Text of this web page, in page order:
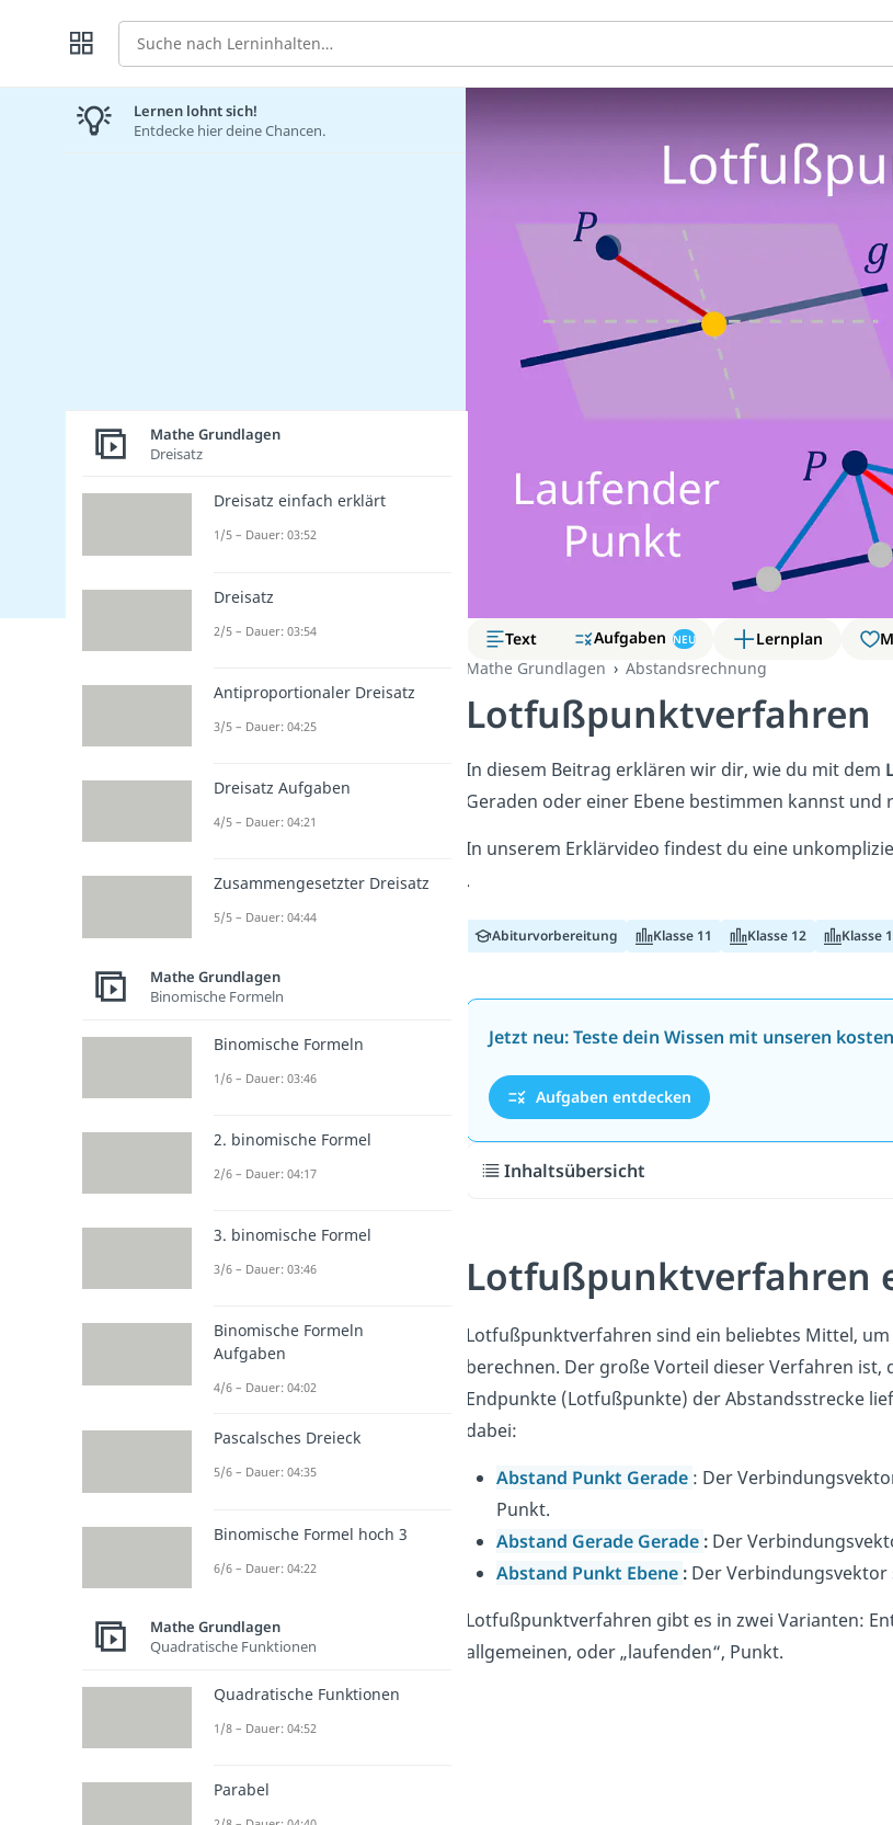
Suche
Text Aufgaben NEU Lernplan
Mathe Grundlagen
Abstandsrechnung
Lotfußpunktverfahren
In diesem Beitrag erklären wir dir, wie du mit dem
Geraden oder einer Ebene bestimmen kannst
In unserem Erklärvideo findest du eine
.
Abiturvorbereitung Klasse 11 Klasse 12 Klasse
Jetzt neu: Teste dein Wissen mit unseren
Aufgaben entdecken
Inhaltsübersicht
Lotfußpunktverfahren
Lotfußpunktverfahren sind ein beliebtes Mittel,
berechnen. Der große Vorteil dieser Verfahren
Endpunkte (Lotfußpunkte) der Abstandsstrecke
dabei:
Abstand Punkt Gerade : Der
Punkt.
Abstand Gerade Gerade :Der
Abstand Punkt Ebene : Der
Lotfußpunktverfahren gibt es in zwei Varianten:
allgemeinen, oder „laufenden“, Punkt.
Lernen lohnt sich!
Entdecke hier deine Chancen.
Mathe Grundlagen
Dreisatz
Dreisatz einfach erklärt
1/5 – Dauer: 03:52
Dreisatz
2/5 – Dauer: 03:54
Antiproportionaler Dreisatz
3/5 – Dauer: 04:25
Dreisatz Aufgaben
4/5 – Dauer: 04:21
Zusammengesetzter Dreisatz
5/5 – Dauer: 04:44
Mathe Grundlagen
Binomische Formeln
Binomische Formeln
1/6 – Dauer: 03:46
2. binomische Formel
2/6 – Dauer: 04:17
3. binomische Formel
3/6 – Dauer: 03:46
Binomische Formeln
Aufgaben
4/6 – Dauer: 04:02
Pascalsches Dreieck
5/6 – Dauer: 04:35
Binomische Formel hoch 3
6/6 – Dauer: 04:22
Mathe Grundlagen
Quadratische Funktionen
Quadratische Funktionen
1/8 – Dauer: 04:52
Parabel